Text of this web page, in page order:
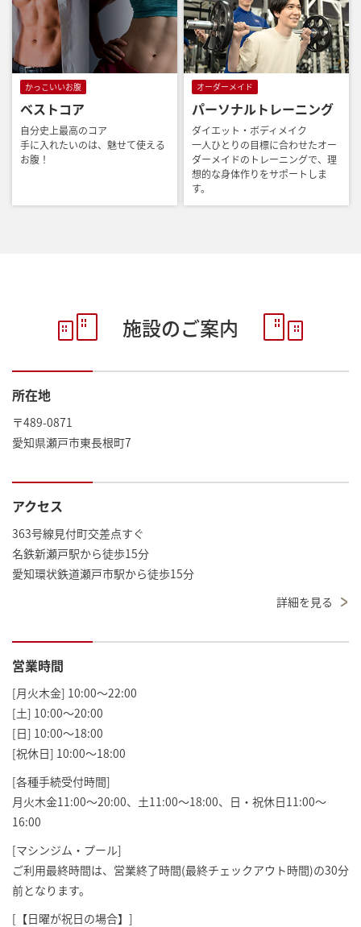
かっこいいお腹
ベストコア
自分史上最高のコア
手に入れたいのは、魅せて使える
お腹！
オーダーメイド
パーソナルトレーニング
ダイエット・ボディメイク
一人ひとりの目標に合わせたオー
ダーメイドのトレーニングで、理
想的な身体作りをサポートしま
す。
施設のご案内
所在地
〒489-0871
愛知県瀬戸市東長根町7
アクセス
363号線見付町交差点すぐ
名鉄新瀬戸駅から徒歩15分
愛知環状鉄道瀬戸市駅から徒歩15分
詳細を見る
営業時間
[月火木金] 10:00～22:00
[土] 10:00～20:00
[日] 10:00～18:00
[祝休日] 10:00～18:00
[各種手続受付時間]
月火木金11:00～20:00、土11:00～18:00、日・祝休日11:00～
16:00
[マシンジム・プール]
ご利用最終時間は、営業終了時間(最終チェックアウト時間)の30分
前となります。
[【日曜が祝日の場合】]